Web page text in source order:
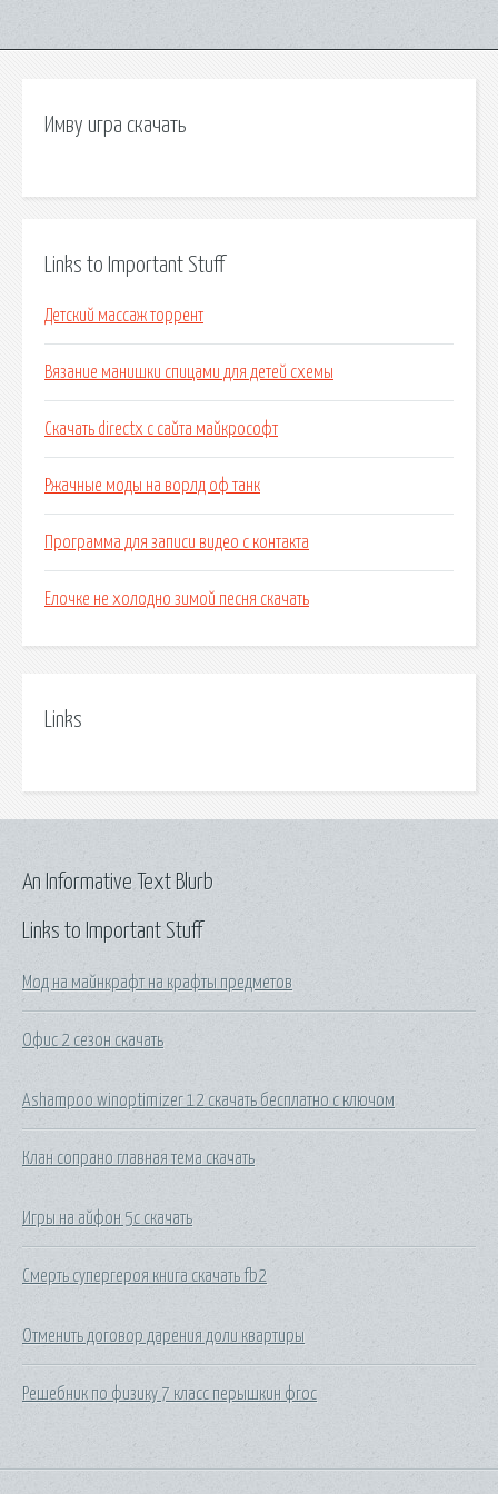
Имву игра скачать
Links to Important Stuff
Детский массаж торрент
Вязание манишки спицами для детей схемы
Скачать directx с сайта майкрософт
Ржачные моды на ворлд оф танк
Программа для записи видео с контакта
Елочке не холодно зимой песня скачать
Links
Links to Important Stuff
Мод на майнкрафт на крафты предметов
Офис 2 сезон скачать
Ashampoo winoptimizer 12 скачать бесплатно c ключом
Клан сопрано главная тема скачать
Игры на айфон 5с скачать
Смерть супергероя книга скачать fb2
Отменить договор дарения доли квартиры
Решебник по физику 7 класс перышкин фгос
An Informative Text Blurb